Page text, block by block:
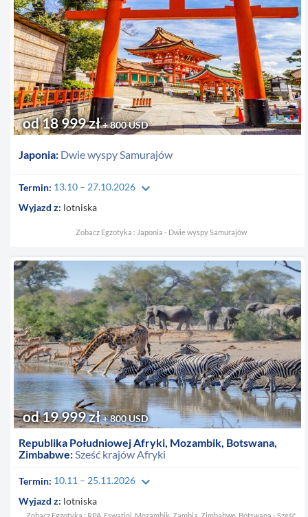
Japonia: Dwie wyspy Samurajów
od 18 999 zł+ 800 USD
Termin: 13.10 – 27.10.2026 keyboard_arrow_down
Wyjazd z: lotniska
Zobacz Egzotyka : Japonia - Dwie wyspy Samurajów
Republika Południowej Afryki, Mozambik, Botswana,
Zimbabwe: Sześć krajów Afryki
od 19 999 zł+ 800 USD
Termin: 10.11 – 25.11.2026 keyboard_arrow_down
Wyjazd z: lotniska
Zobacz Egzotyka : RPA, Eswatini, Mozambik, Zambia, Zimbabwe, Botswana - Sześć